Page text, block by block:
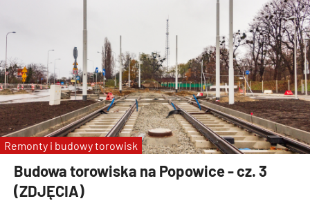
Budowa torowiska na Popowice - cz. 3
(ZDJĘCIA)
Remonty i budowy torowisk